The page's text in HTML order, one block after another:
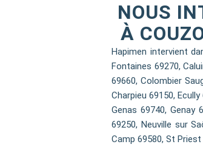
NOUS
À
Hapimen intervient
Fontaines 69270,
69660, Colombier
Charpieu 69150,
Genas 69740, Genay
69250, Neuville sur
Camp 69580, St